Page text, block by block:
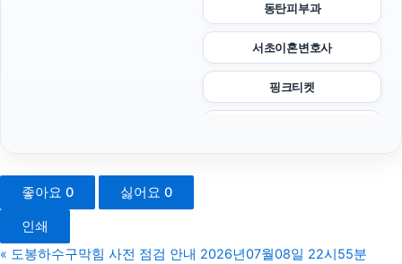
동탄피부과
서초이혼변호사
핑크티켓
은평구하수구막힘
좋아요 0 싫어요 0
인쇄
« 도봉하수구막힘 사전 점검 안내 2026년07월08일 22시55분